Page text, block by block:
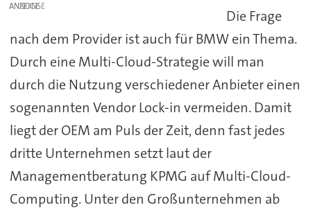
ANZEIGE
Die Frage
nach dem Provider ist auch für BMW ein Thema.
Durch eine Multi-Cloud-Strategie will man
durch die Nutzung verschiedener Anbieter einen
sogenannten Vendor Lock-in vermeiden. Damit
liegt der OEM am Puls der Zeit, denn fast jedes
dritte Unternehmen setzt laut der
Managementberatung KPMG auf Multi-Cloud-
Computing. Unter den Großunternehmen ab